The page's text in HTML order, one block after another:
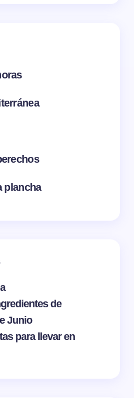
plancha
de
Junio
para llevar en